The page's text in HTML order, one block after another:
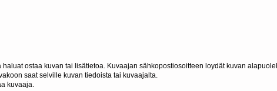
ostaa kuvan tai lisätietoa. Kuvaajan sähkopostiosoitteen loydät kuvan
saat selville kuvan tiedoista tai kuvaajalta.
kuvaaja.